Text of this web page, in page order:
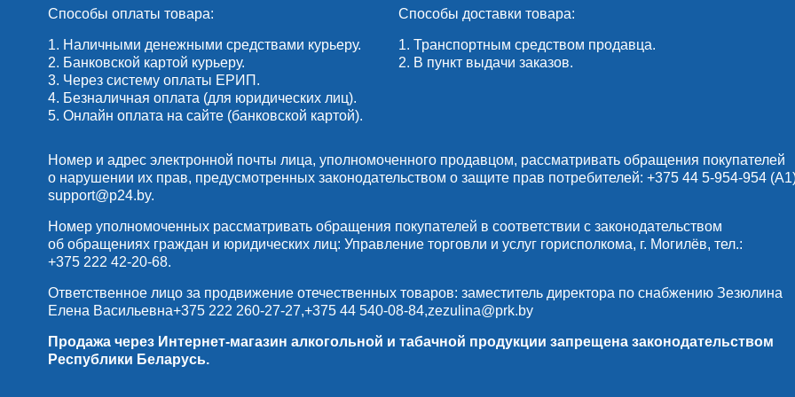
Способы оплаты товара:
1. Наличными денежными средствами курьеру.
2. Банковской картой курьеру.
3. Через систему оплаты ЕРИП.
4. Безналичная оплата (для юридических лиц).
5. Онлайн оплата на сайте (банковской картой).
Способы доставки товара:
1. Транспортным средством продавца.
2. В пункт выдачи заказов.
Номер и адрес электронной почты лица, уполномоченного продавцом, рассматривать обращения покупателей
о нарушении их прав, предусмотренных законодательством о защите прав потребителей: +375 44 5-954-954
support@p24.by.
Номер уполномоченных рассматривать обращения покупателей в соответствии с законодательством
об обращениях граждан и юридических лиц: Управление торговли и услуг горисполкома, г. Могилёв, тел.:
+375 222 42-20-68.
Ответственное лицо за продвижение отечественных товаров: заместитель директора по снабжению Зезюлина
Елена Васильевна+375 222 260-27-27,+375 44 540-08-84,zezulina@prk.by
Продажа через Интернет-магазин алкогольной и табачной продукции запрещена законодательством
Республики Беларусь.